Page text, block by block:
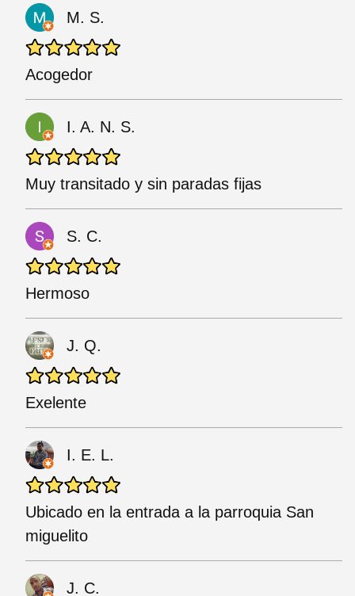
M. S.
Acogedor
I. A. N. S.
Muy transitado y sin paradas fijas
S. C.
Hermoso
J. Q.
Exelente
I. E. L.
Ubicado en la entrada a la parroquia San
miguelito
J. C.